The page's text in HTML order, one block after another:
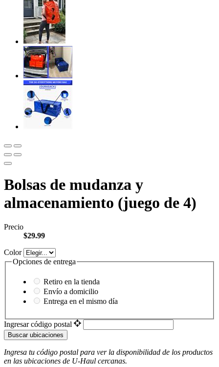
Bolsas de mudanza y
almacenamiento (juego de 4)
Precio
$29.99
Color
Opciones de entrega
Retiro en la tienda
Envío a domicilio
Entrega en el mismo día
Ingresar código postal
Buscar ubicaciones
Ingresa tu código postal para ver la disponibilidad de los productos
en las ubicaciones de U-Haul ​​​​​​​ cercanas.